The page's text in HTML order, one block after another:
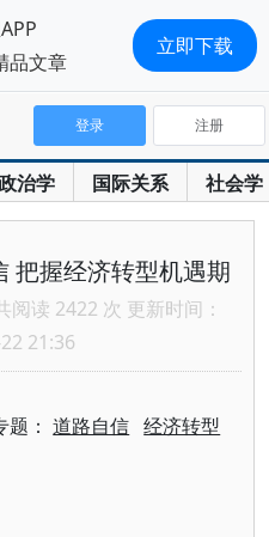
治学 国际关系 社会学
登录 注册
把握经济转型机遇期
阅读 2422 次 更新时间：
21:36
题：道路自信 经济转型
品文章
立即下载